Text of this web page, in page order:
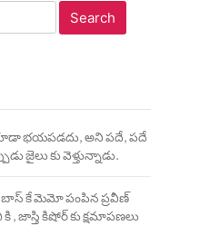
కూడా భయపడదు, అని పదే, పదే
జైలు కు వెళ్తున్నాడు.
బాస్ కే మెమో పంపిన ప్రవీణ్
, జాస్తి కిషోర్ కు క్షమాపణలు